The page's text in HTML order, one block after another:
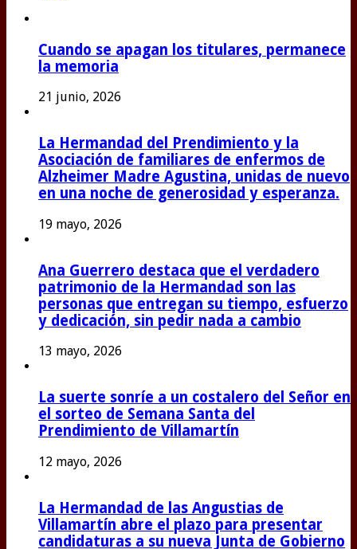
Cuando se apagan los titulares, permanece
la memoria
21 junio, 2026
La Hermandad del Prendimiento y la
Asociación de familiares de enfermos de
Alzheimer Madre Agustina, unidas de nuevo
en una noche de generosidad y esperanza.
19 mayo, 2026
Ana Guerrero destaca que el verdadero
patrimonio de la Hermandad son las
personas que entregan su tiempo, esfuerzo
y dedicación, sin pedir nada a cambio
13 mayo, 2026
La suerte sonríe a un costalero del Señor en
el sorteo de Semana Santa del
Prendimiento de Villamartín
12 mayo, 2026
La Hermandad de las Angustias de
Villamartín abre el plazo para presentar
candidaturas a su nueva Junta de Gobierno